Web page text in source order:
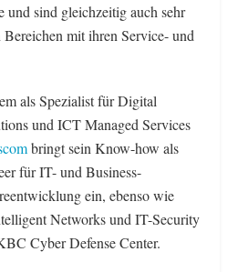
und sind gleichzeitig auch sehr
mit ihren Service- und
als Spezialist für Digital
und ICT Managed Services
bringt sein Know-how als
für IT- und Business-
ein, ebenso wie
Networks und IT-Security
Cyber Defense Center.